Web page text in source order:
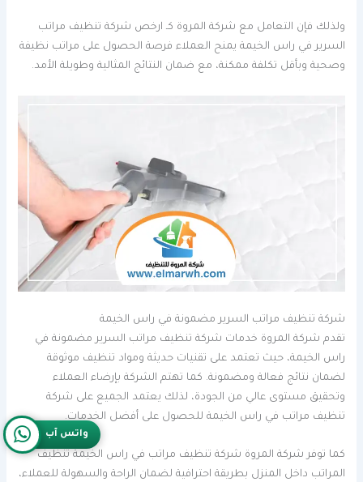
ولذلك فإن التعامل مع شركة المروة كـ ارخص شركة تنظيف مراتب
السرير في راس الخيمة يمنح العملاء فرصة الحصول على مراتب نظيفة
وصحية وبأقل تكلفة ممكنة، مع ضمان النتائج المثالية وطويلة الأمد.
شركة تنظيف مراتب السرير مضمونة في راس الخيمة
تقدم شركة المروة خدمات شركة تنظيف مراتب السرير مضمونة في
راس الخيمة، حيث تعتمد على تقنيات حديثة ومواد تنظيف موثوقة
لضمان نتائج فعالة ومضمونة. كما تهتم الشركة بإرضاء العملاء
وتحقيق مستوى عالي من الجودة، لذلك يعتمد الجميع على شركة
تنظيف مراتب في راس الخيمة للحصول على أفضل الخدمات.
كما توفر شركة المروة شركة تنظيف مراتب في راس الخيمة تنظيف
المراتب داخل المنزل بطريقة احترافية لضمان الراحة والسهولة للعملاء،
واتس آب